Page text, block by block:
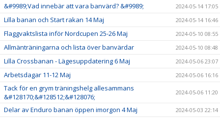
&#9989;Vad innebär att vara banvärd? &#9989; 2024-05-14 17:05
Lilla banan och Start rakan 14 Maj 2024-05-14 16:46
Flaggvaktslista inför Nordcupen 25-26 Maj 2024-05-10 08:55
Allmänträningarna och lista över banvärdar 2024-05-10 08:48
Lilla Crossbanan - Lägesuppdatering 6 Maj 2024-05-06 23:07
Arbetsdagar 11-12 Maj 2024-05-06 16:16
Tack för en grym träningshelg allesammans
&#128170;&#128512;&#128076;
2024-05-06 11:20
Delar av Enduro banan öppen imorgon 4 Maj 2024-05-03 22:14